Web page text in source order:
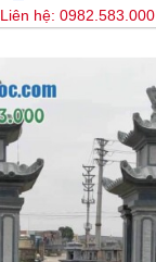
Liên hệ: 0982.583.000